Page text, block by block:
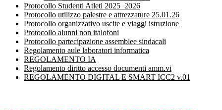
Protocollo Studenti Atleti 2025_2026
Protocollo utilizzo palestre e attrezzature 25.01.26
Protocollo organizzativo uscite e viaggi istruzione
Protocollo alunni non italofoni
Protocollo partecipazione assemblee sindacali
Regolamento aule laboratori informatica
REGOLAMENTO IA
Regolamento diritto accesso documenti amm.vi
REGOLAMENTO DIGITAL E SMART ICC2 v.01